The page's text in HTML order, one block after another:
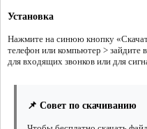
Установка
Нажмите на синюю кнопку
телефон или компьютер > зайдите
для входящих звонков или для
📌 Совет по скачиванию